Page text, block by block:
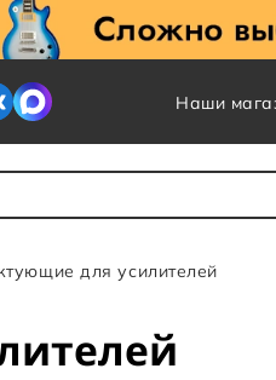
Наши
для усилителей